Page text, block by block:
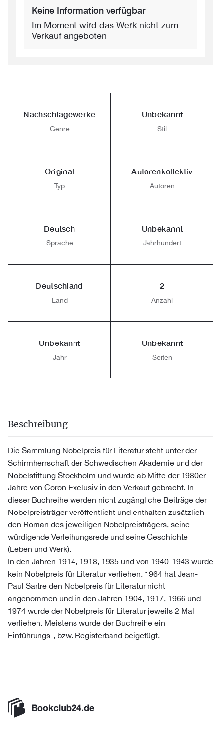
Keine Information verfügbar
Im Moment wird das Werk nicht zum
Verkauf angeboten
Nachschlagewerke
Genre
Unbekannt
Stil
Original
Typ
Autorenkollektiv
Autoren
Deutsch
Sprache
Unbekannt
Jahrhundert
Deutschland
Land
2
Anzahl
Unbekannt
Jahr
Unbekannt
Seiten
Beschreibung
Die Sammlung Nobelpreis für Literatur steht unter der
Schirmherrschaft der Schwedischen Akademie und der
Nobelstiftung Stockholm und wurde ab Mitte der 1980er
Jahre von Coron Exclusiv in den Verkauf gebracht. In
dieser Buchreihe werden nicht zugängliche Beiträge der
Nobelpreisträger veröffentlicht und enthalten zusätzlich
den Roman des jeweiligen Nobelpreisträgers, seine
würdigende Verleihungsrede und seine Geschichte
(Leben und Werk).
In den Jahren 1914, 1918, 1935 und von 1940-1943 wurde
kein Nobelpreis für Literatur verliehen. 1964 hat Jean-
Paul Sartre den Nobelpreis für Literatur nicht
angenommen und in den Jahren 1904, 1917, 1966 und
1974 wurde der Nobelpreis für Literatur jeweils 2 Mal
verliehen. Meistens wurde der Buchreihe ein
Einführungs-, bzw. Registerband beigefügt.